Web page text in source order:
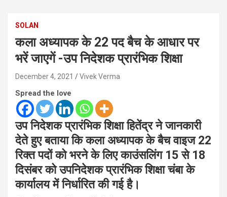
SOLAN
कला अध्यापक के 22 पद बैच के आधार पर
भरें जाएगें -उप निदेशक प्रारंभिक शिक्षा
December 4, 2021 Vivek Verma
Spread the love
उप निदेशक प्रारंभिक शिक्षा हितेंद्र ने जानकारी
देते हुए बताया कि कला अध्यापक के बैच वाइज 22
रिक्त पदों को भरने के लिए काउंसलिंग 15 से 18
दिसंबर को उपनिदेशक प्रारंभिक शिक्षा चंबा के
कार्यालय में निर्धारित की गई है।